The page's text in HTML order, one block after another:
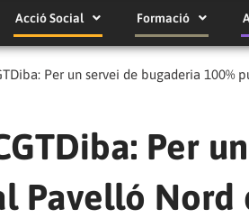
Acció Social Formació
Per un servei de bugaderia 100%
Per
Pavelló Nord